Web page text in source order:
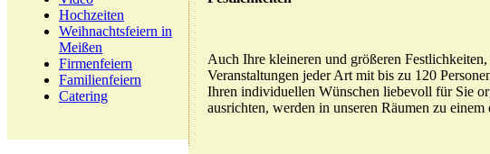
Hochzeiten
Weihnachtsfeiern in
Meißen
Firmenfeiern
Familienfeiern
Catering
Auch Ihre kleineren und größeren
Veranstaltungen jeder Art mit bis zu 120
Ihren individuellen Wünschen liebevoll für Sie
ausrichten, werden in unseren Räumen zu